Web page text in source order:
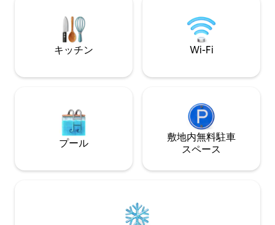
キッチン Wi-Fi
プール
敷地内無料駐⁠車
ス⁠ペ⁠ー⁠ス